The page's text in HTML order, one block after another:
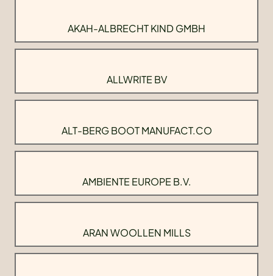
AKAH-ALBRECHT KIND GMBH
ALLWRITE BV
ALT-BERG BOOT MANUFACT.CO
AMBIENTE EUROPE B.V.
ARAN WOOLLEN MILLS